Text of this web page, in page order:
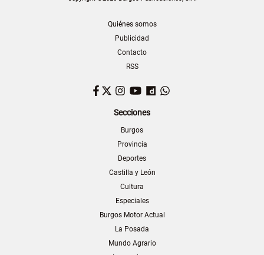
Quiénes somos
Publicidad
Contacto
RSS
Facebook
TwitterInstagram
YouTubeDailymotion
Secciones
Burgos
Provincia
Deportes
Castilla y León
Cultura
Especiales
Burgos Motor Actual
La Posada
Mundo Agrario